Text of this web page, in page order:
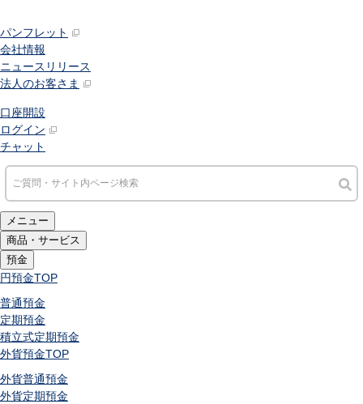
パンフレット
会社情報
ニュースリリース
法人のお客さま
口座開設
ログイン
チャット
メニュー
商品・サービス
預金
円預金TOP
普通預金
定期預金
積立式定期預金
外貨預金TOP
外貨普通預金
外貨定期預金